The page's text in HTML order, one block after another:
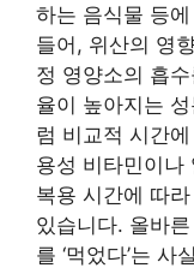
하는 음식물 등
들어, 위산의 영
정 영양소의 흡
율이 높아지는
럼 비교적 시간
용성 비타민이나
복용 시간에 따
있습니다. 올바
를 ‘먹었다’는 사